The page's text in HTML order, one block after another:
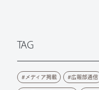
TAG
メディア掲載 広報部通信